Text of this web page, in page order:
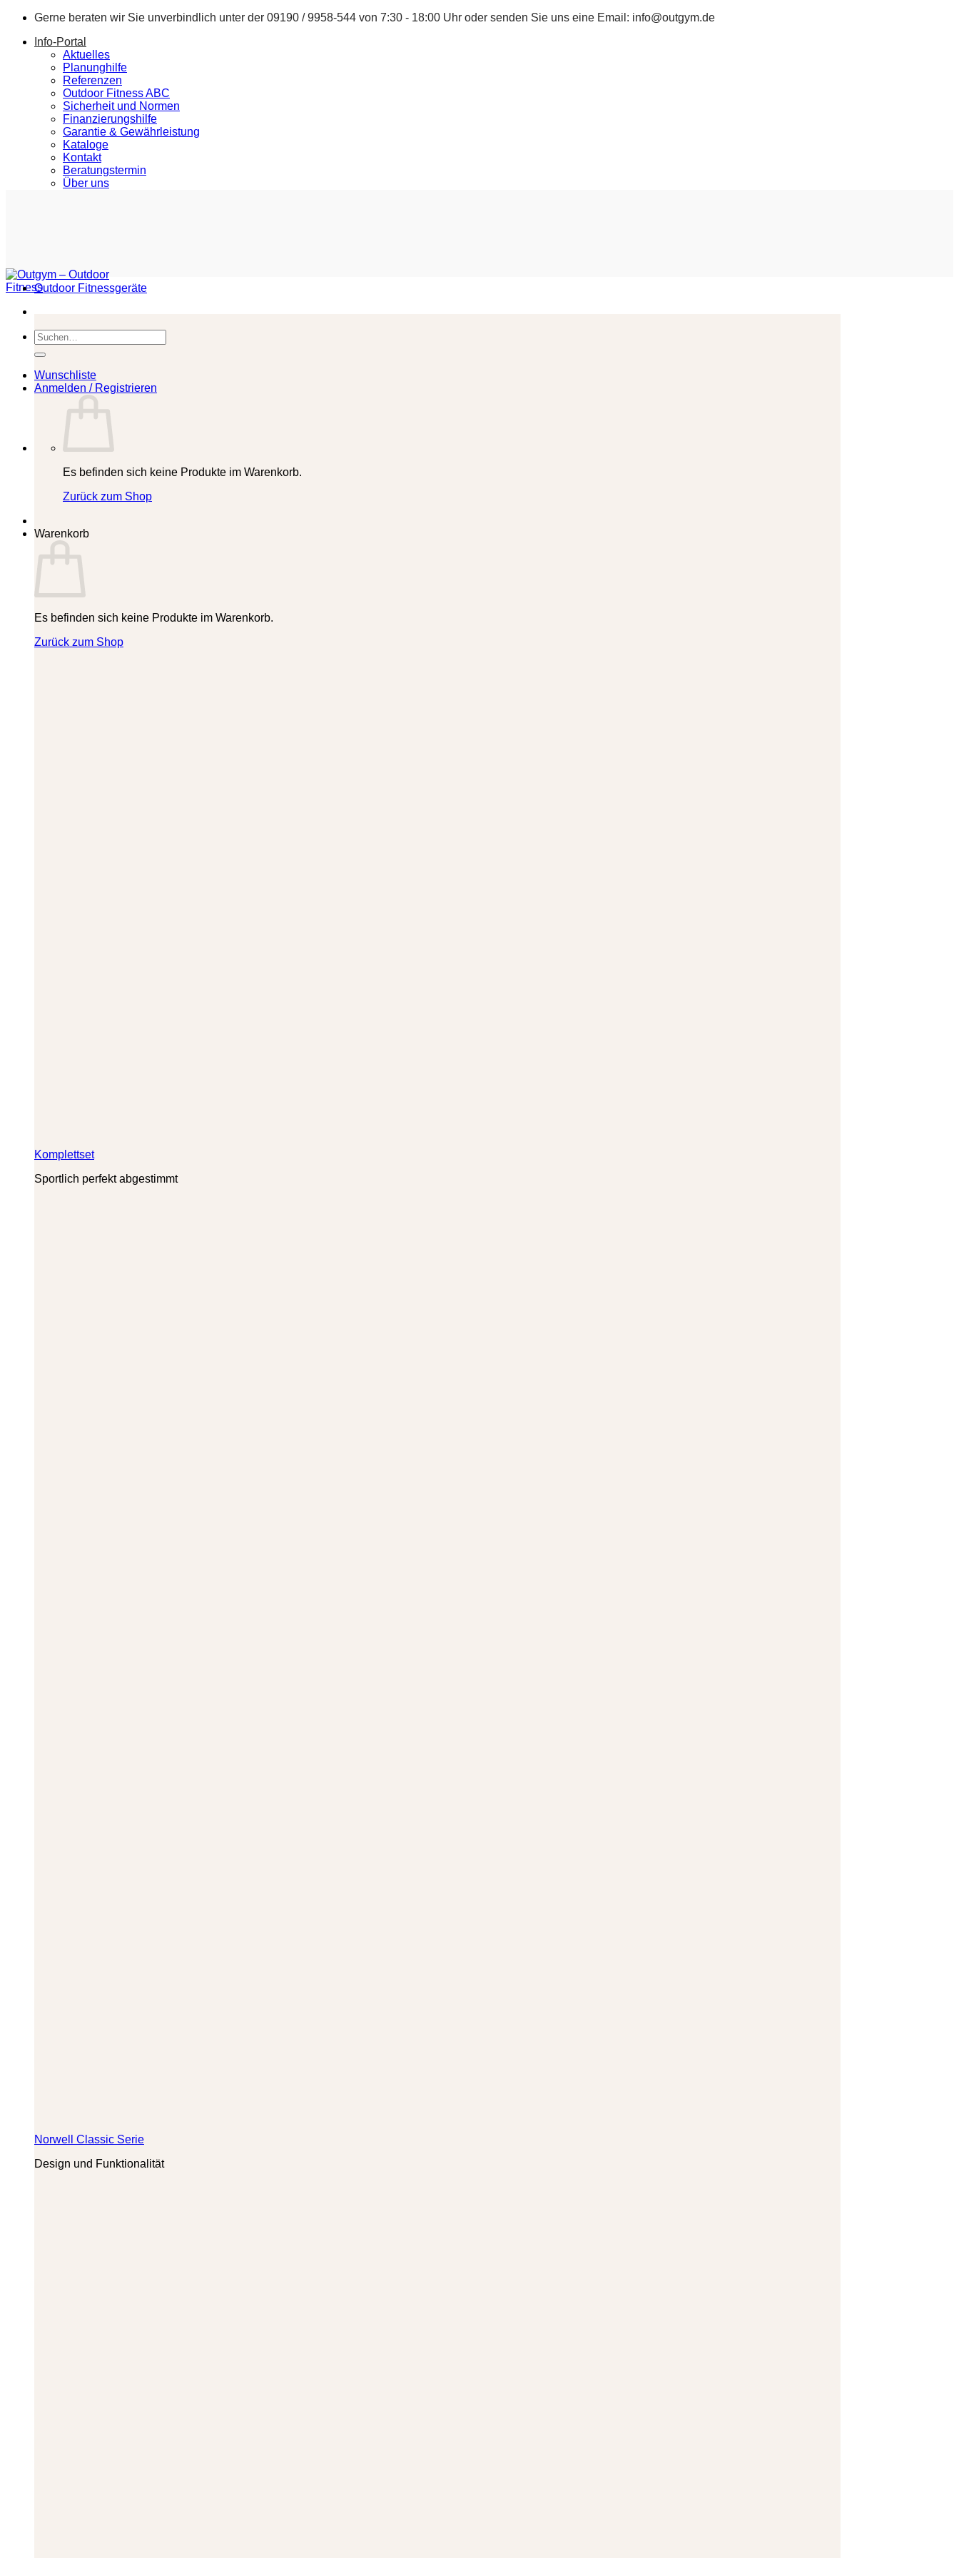
Zum
springen
Gerne beraten wir Sie unverbindlich unter der 09190 / 9958-544 von 7:30 - 18:00 Uhr oder senden Sie uns eine Email: info@outgym.de
Info-Portal
Aktuelles
Planunghilfe
Referenzen
Outdoor Fitness ABC
Sicherheit und Normen
Finanzierungshilfe
Garantie & Gewährleistung
Kataloge
Kontakt
Beratungstermin
Über uns
Suchen
nach:
Wunschliste
Anmelden / Registrieren
Es befinden sich keine Produkte im Warenkorb.
Zurück zum Shop
Warenkorb
Es befinden sich keine Produkte im Warenkorb.
Zurück zum Shop
Outdoor Fitnessgeräte
Komplettset
Sportlich perfekt abgestimmt
Norwell Classic Serie
Design und Funktionalität